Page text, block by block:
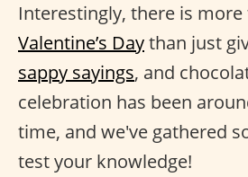
Interestingly, there is more
Valentine’s Daythan just
sappy sayings, and
celebration has been
time, and we've gathered
test your knowledge!